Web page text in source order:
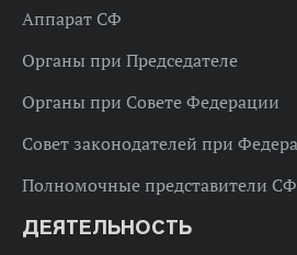
Аппарат СФ
Органы при Председателе
Органы при Совете Федерации
Совет законодателей при
Полномочные представители СФ
ДЕЯТЕЛЬНОСТЬ